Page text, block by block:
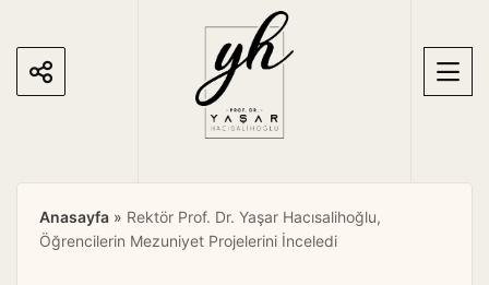
Anasayfa » Rektör Prof. Dr. Yaşar Hacısalihoğlu,
Öğrencilerin Mezuniyet Projelerini İnceledi